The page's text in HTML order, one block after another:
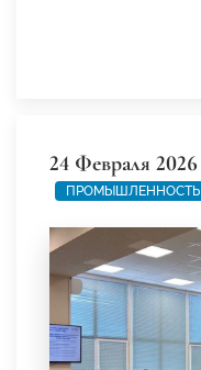
24 Февраля 2026
ПРОМЫШЛЕННОСТЬ